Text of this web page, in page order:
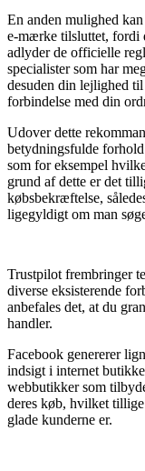
En anden mulighed
e-mærke tilsluttet, fordi
adlyder de officielle
specialister som har
desuden din lejlighed
forbindelse med din
Udover dette
betydningsfulde
som for eksempel
grund af dette er det
købsbekræftelse,
ligegyldigt om man
Trustpilot frembringer
diverse eksisterende
anbefales det, at du
handler.
Facebook genererer
indsigt i internet
webbutikker som
deres køb, hvilket
glade kunderne er.